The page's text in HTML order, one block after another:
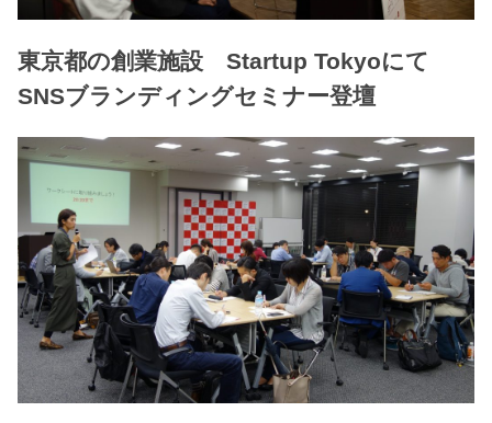
東京都の創業施設 Startup Tokyoにて
SNSブランディングセミナー登壇